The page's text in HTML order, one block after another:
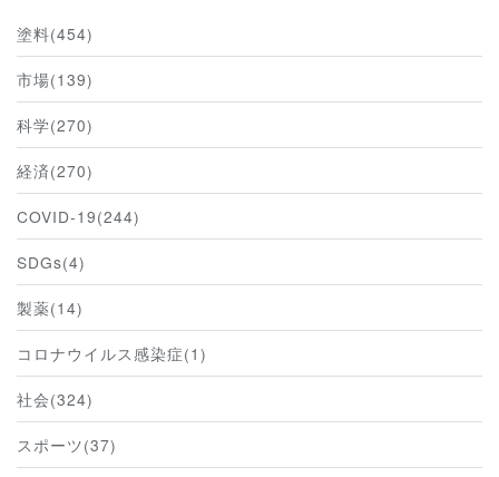
塗料(454)
市場(139)
科学(270)
経済(270)
COVID-19(244)
SDGs(4)
製薬(14)
コロナウイルス感染症(1)
社会(324)
スポーツ(37)